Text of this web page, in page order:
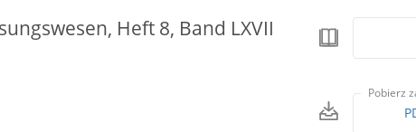
Heft 8, Band LXVII
Pobierz